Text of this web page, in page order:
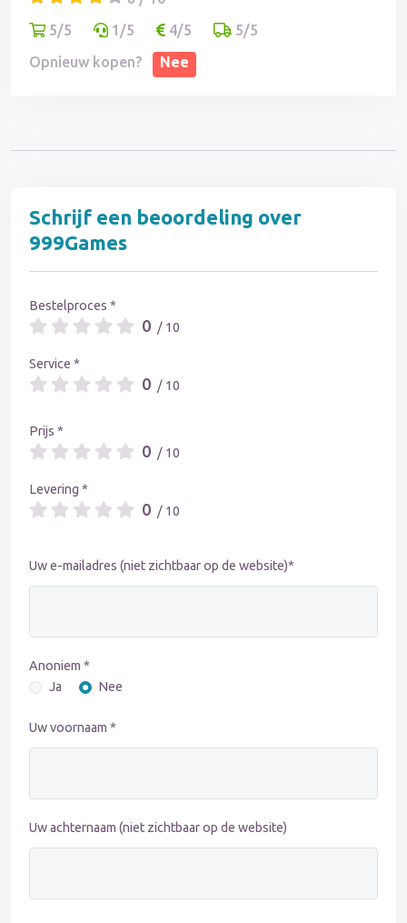
5/5
1/5 4/5
5/5
Opnieuw kopen?
Nee
Schrijf een beoordeling over
999Games
Bestelproces *
0 / 10
Service *
0 / 10
Prijs *
0 / 10
Levering *
0 / 10
Uw e-mailadres (niet zichtbaar op de website)*
Anoniem *
Ja
Nee
Uw voornaam *
Uw achternaam (niet zichtbaar op de website)